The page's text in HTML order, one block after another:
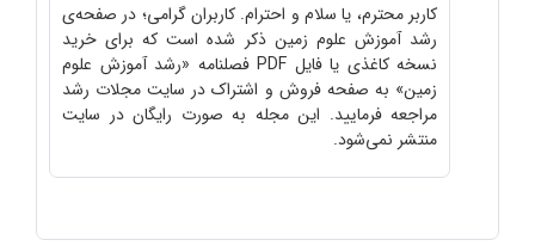
کاربر محترم، یا سلام و احترام. کاربران گرامی؛ در صفحه‌ی
رشد آموزش علوم زمین ذکر شده است که برای خرید
نسخه کاغذی یا فایل PDF فصلنامه «رشد آموزش علوم
زمین» به صفحه فروش و اشتراک در سایت مجلات رشد
مراجعه فرمایید. این مجله به صورت رایگان در سایت
منتشر نمی‌شود.